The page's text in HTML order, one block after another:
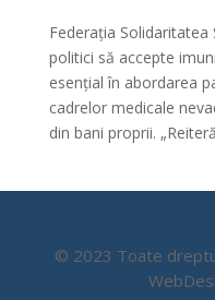
Federația
politici să accepte
esențial în abordarea
cadrelor medicale
din bani proprii.
© 2023 Toate